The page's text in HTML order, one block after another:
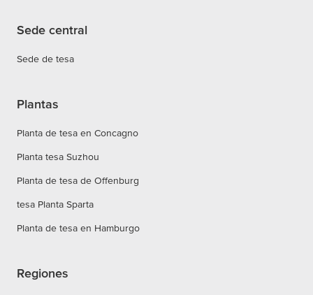
Sede central
Sede de tesa
Plantas
Planta de tesa en Concagno
Planta tesa Suzhou
Planta de tesa de Offenburg
tesa Planta Sparta
Planta de tesa en Hamburgo
Regiones